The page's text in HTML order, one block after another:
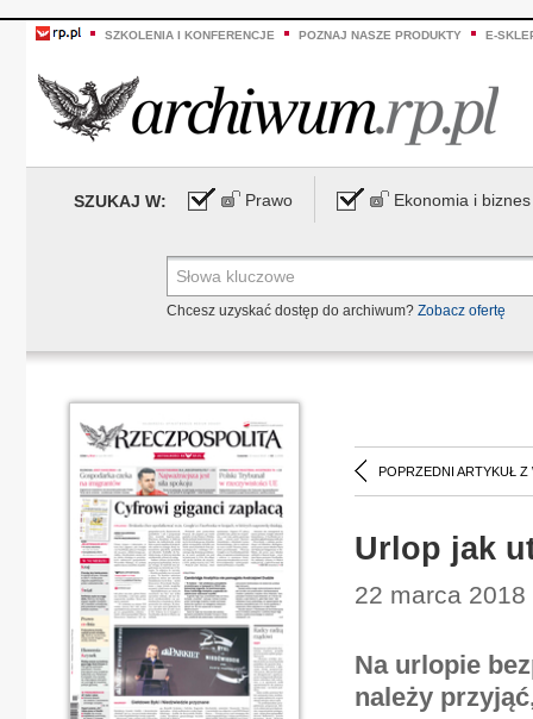
SZKOLENIA I KONFERENCJE POZNAJ NASZE PRODUKTY E-
SZUKAJ W: Prawo Ekonomia i biznes
Chcesz uzyskać dostęp do archiwum? Zobacz ofertę
POPRZEDNI ARTYKUŁ Z
Urlop jak
22 marca 2018
Na urlopie
należy